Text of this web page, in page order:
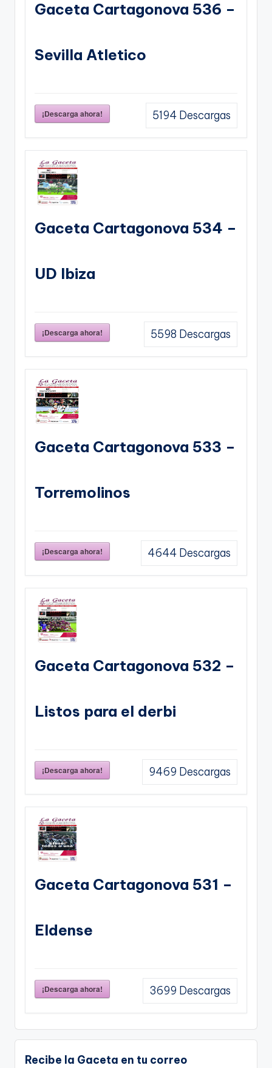
Gaceta Cartagonova 536 –
Sevilla Atletico
¡Descarga ahora! 5194 Descargas
Gaceta Cartagonova 534 –
UD Ibiza
¡Descarga ahora! 5598 Descargas
Gaceta Cartagonova 533 –
Torremolinos
¡Descarga ahora! 4644 Descargas
Gaceta Cartagonova 532 –
Listos para el derbi
¡Descarga ahora! 9469 Descargas
Gaceta Cartagonova 531 –
Eldense
¡Descarga ahora! 3699 Descargas
Recibe la Gaceta en tu correo